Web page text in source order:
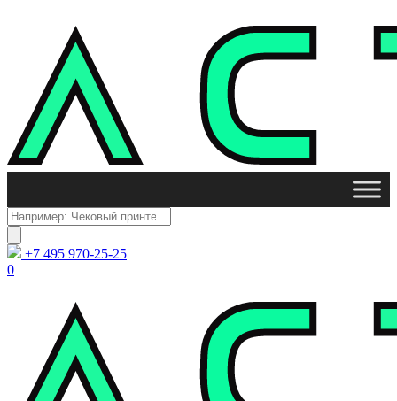
Поиск
товаров
+7 495 970-25-25
0